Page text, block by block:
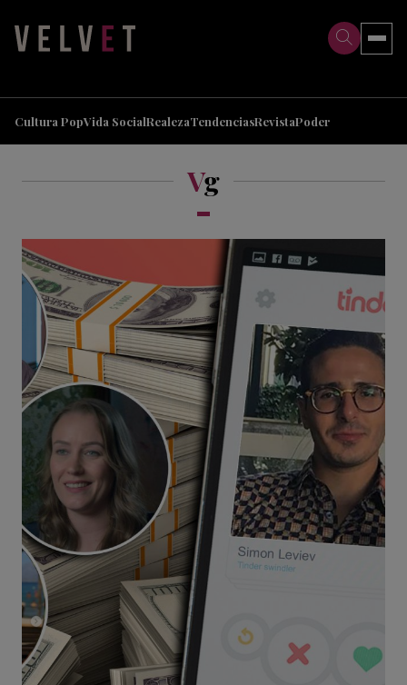
Cultura PopVida SocialRealezaTendenciasRevistaPoder
Vg